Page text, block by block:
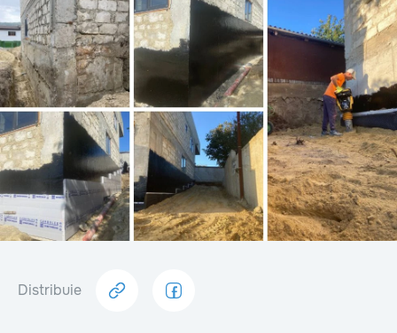
Distribuie